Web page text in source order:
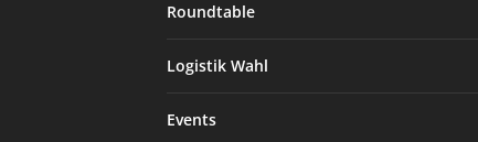
Roundtable
Logistik Wahl
Events